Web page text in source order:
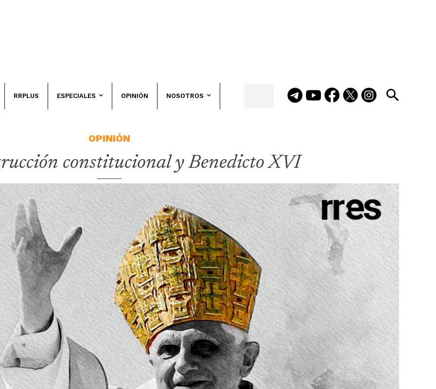
RRPLUS ESPECIALES OPINIÓN NOSOTROS
OPINIÓN
constitucional y Benedicto XVI